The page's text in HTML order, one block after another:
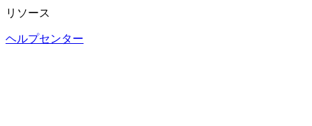
リソース
ヘルプセンター